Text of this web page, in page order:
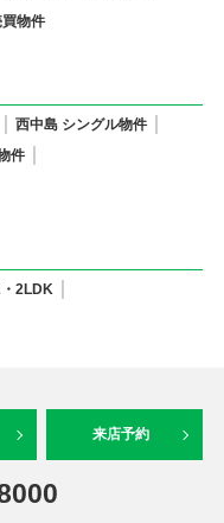
物件
西中島 シングル物件
件
2LDK
来店予約